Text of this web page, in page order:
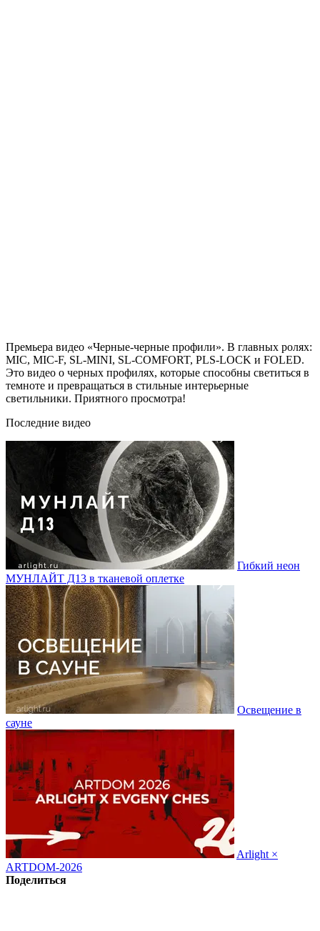
Премьера видео «Черные-черные профили». В главных ролях:
MIC, MIC-F, SL-MINI, SL-COMFORT, PLS-LOCK и FOLED.
Это видео о черных профилях, которые способны светиться в
темноте и превращаться в стильные интерьерные
светильники. Приятного просмотра!
Последние видео
Гибкий неон
МУНЛАЙТ Д13 в тканевой оплетке
Освещение в
сауне
Arlight ×
ARTDOM-2026
Поделиться